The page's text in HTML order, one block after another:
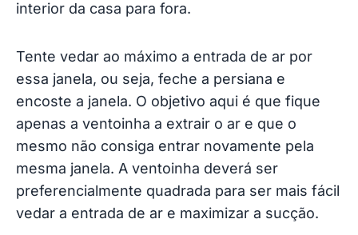
interior da casa para fora.
Tente vedar ao máximo a entrada de ar por
essa janela, ou seja, feche a persiana e
encoste a janela. O objetivo aqui é que fique
apenas a ventoinha a extrair o ar e que o
mesmo não consiga entrar novamente pela
mesma janela. A ventoinha deverá ser
preferencialmente quadrada para ser mais fácil
vedar a entrada de ar e maximizar a sucção.